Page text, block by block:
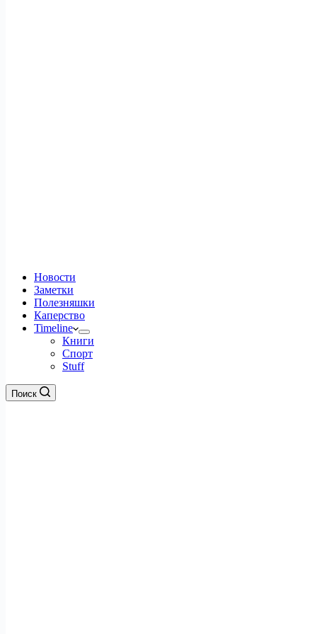
Новости
Заметки
Полезняшки
Каперство
Timeline
Книги
Спорт
Stuff
Поиск